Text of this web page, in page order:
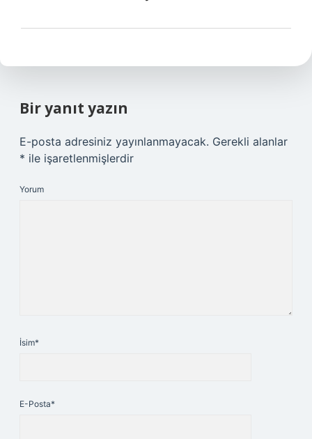
Bir yanıt yazın
E-posta adresiniz yayınlanmayacak. Gerekli alanlar
* ile işaretlenmişlerdir
Yorum
İsim*
E-Posta*